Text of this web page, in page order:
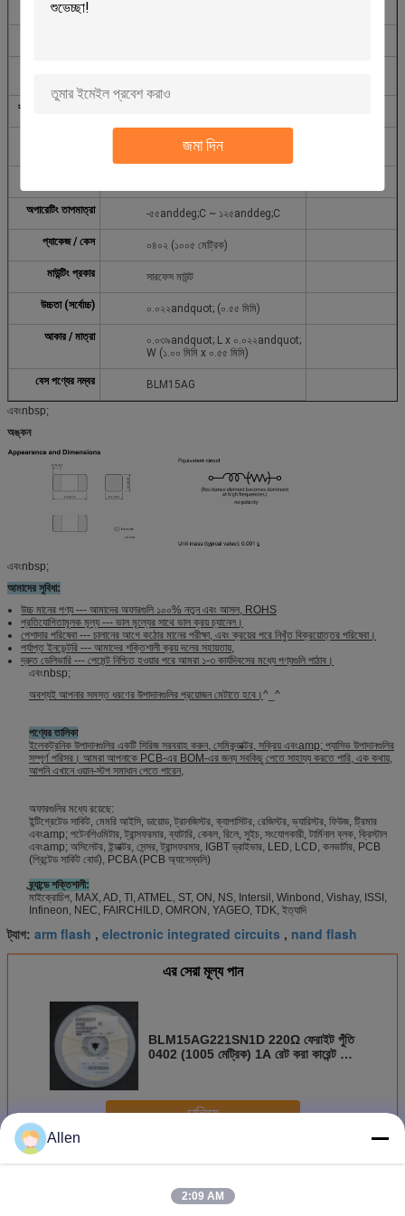
জমা দিন
ফিল্টার প্রকার
বর্তমান রেটিং (সর্বোচ্চ)
২৯০mOhm
অপারেটিং তাপমাত্রা -৫৫anddeg;C ~ ১২৫anddeg;C
প্যাকেজ / কেস ০৪০২ (১০০৫ মেট্রিক)
মাউন্টিং প্রকার সারফেস মাউন্ট
উচ্চতা (সর্বোচ্চ) ০.০২২andquot; (০.৫৫ মিমি)
আকার / মাত্রা
০.০৩৯andquot; L x ০.০২২andquot;
W (১.০০ মিমি x ০.৫৫ মিমি)
বেস পণ্যের নম্বর BLM15AG
এবংnbsp;
অঙ্কন
এবংnbsp;
আমাদের সুবিধা:
উচ্চ মানের পণ্য --- আমাদের অফারগুলি ১০০% নতুন এবং আসল, ROHS
প্রতিযোগিতামূলক মূল্য --- ভাল মূল্যের সাথে ভাল ক্রয় চ্যানেল।
পেশাদার পরিষেবা --- চালানের আগে কঠোর মানের পরীক্ষা, এবং ক্রয়ের পরে নিখুঁত বিক্রয়োত্তর পরিষেবা।
পর্যাপ্ত ইনভেন্টরি --- আমাদের শক্তিশালী ক্রয় দলের সহায়তায়,
দ্রুত ডেলিভারি --- পেমেন্ট নিশ্চিত হওয়ার পরে আমরা ১-৩ কার্যদিবসের মধ্যে পণ্যগুলি পাঠাব।
এবংnbsp;
অবশ্যই আপনার সমস্ত ধরণের উপাদানগুলির প্রয়োজন মেটাতে হবে।^_^
পণ্যের তালিকা
ইলেকট্রনিক উপাদানগুলির একটি সিরিজ সরবরাহ করুন, সেমিকন্ডাক্টর, সক্রিয় এবংamp; প্যাসিভ উপাদানগুলির
সম্পূর্ণ পরিসর। আমরা আপনাকে PCB-এর BOM-এর জন্য সবকিছু পেতে সাহায্য করতে পারি, এক কথায়,
আপনি এখানে ওয়ান-স্টপ সমাধান পেতে পারেন,
অফারগুলির মধ্যে রয়েছে:
ইন্টিগ্রেটেড সার্কিট, মেমরি আইসি, ডায়োড, ট্রানজিস্টর, ক্যাপাসিটর, রেজিস্টর, ভ্যারিস্টর, ফিউজ, ট্রিমার
এবংamp; পটেনশিওমিটার, ট্রান্সফরমার, ব্যাটারি, কেবল, রিলে, সুইচ, সংযোগকারী, টার্মিনাল ব্লক, ক্রিস্টাল
এবংamp; অসিলেটর, ইন্ডাক্টর, সেন্সর, ট্রান্সফরমার, IGBT ড্রাইভার, LED, LCD, কনভার্টার, PCB
(প্রিন্টেড সার্কিট বোর্ড), PCBA (PCB অ্যাসেম্বলি)
ব্র্যান্ডে শক্তিশালী:
মাইক্রোচিপ, MAX, AD, TI, ATMEL, ST, ON, NS, Intersil, Winbond, Vishay, ISSI,
Infineon, NEC, FAIRCHILD, OMRON, YAGEO, TDK, ইত্যাদি
ট্যাগ: arm flash , electronic integrated circuits , nand flash
এর সেরা মূল্য পান
BLM15AG221SN1D 220Ω ফেরাইট পুঁতি
0402 (1005 মেট্রিক) 1A রেট করা কারেন্ট উচ্চ
চালিয়ে
অধিকইন্টিগ্রেটেড সার্কিট উপাদান
Allen
2:09 AM